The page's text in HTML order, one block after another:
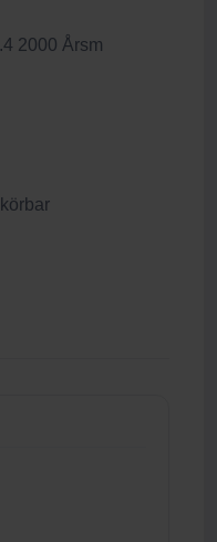
2000 Årsm